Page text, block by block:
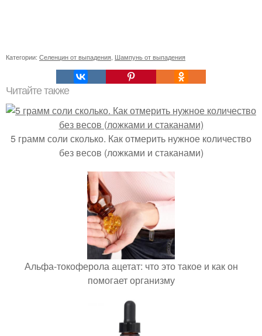
Категории: Селенцин от выпадения Шампунь от выпадения
Читайте также
5 грамм соли сколько. Как отмерить нужное количество
без весов (ложками и стаканами)
Альфа-токоферола ацетат: что это такое и как он
помогает организму